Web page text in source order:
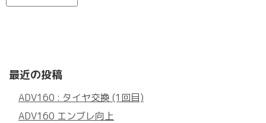
最近の投稿
ADV160 : タイヤ交換 (1回目)
ADV160 エンブレ向上